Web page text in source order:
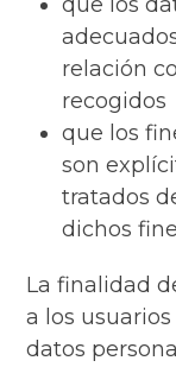
relación
recogidos
que los
son
tratados
dichos
La finalidad
a los
datos